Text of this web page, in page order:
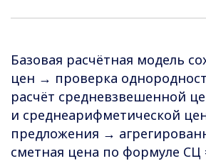
Базовая расчётная модель
цен → проверка
расчёт средневзвешенной
и среднеарифметической
предложения →
сметная цена по формуле СЦ